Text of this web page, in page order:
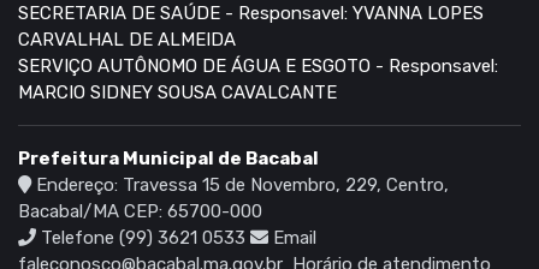
SECRETARIA DE SAÚDE - Responsavel: YVANNA LOPES
CARVALHAL DE ALMEIDA
SERVIÇO AUTÔNOMO DE ÁGUA E ESGOTO - Responsavel:
MARCIO SIDNEY SOUSA CAVALCANTE
Prefeitura Municipal de Bacabal
Endereço: Travessa 15 de Novembro, 229, Centro,
Bacabal/MA CEP: 65700-000
Telefone (99) 3621 0533
Email
faleconosco@bacabal.ma.gov.br
Horário de atendimento